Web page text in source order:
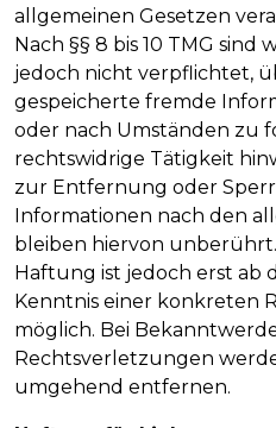
allgemeinen Gesetzen
Nach §§ 8 bis 10 TMG sind
jedoch nicht verpflichtet,
gespeicherte fremde
oder nach Umständen zu
rechtswidrige Tätigkeit
zur Entfernung oder
Informationen nach den
bleiben hiervon
Haftung ist jedoch erst ab
Kenntnis einer konkreten
möglich. Bei
Rechtsverletzungen
umgehend entfernen.